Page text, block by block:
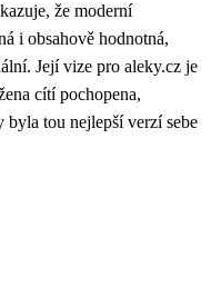
že moderní
i obsahově hodnotná,
Její vize pro aleky.cz je
cítí pochopena,
byla tou nejlepší verzí sebe